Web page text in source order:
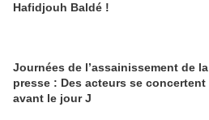
Hafidjouh Baldé !
Journées de l’assainissement de la
presse : Des acteurs se concertent
avant le jour J